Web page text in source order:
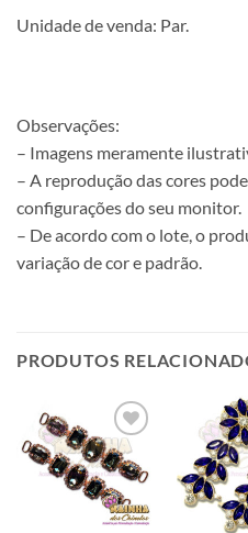
Unidade de venda: Par.
Observações:
– Imagens meramente
– A reprodução das cores
configurações do seu monitor.
– De acordo com o lote, o
variação de cor e padrão.
PRODUTOS